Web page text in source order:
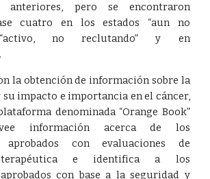
anteriores, pero se encontraron
cuatro en los estados “aun no
“activo, no reclutando” y en
la obtención de información sobre la
su impacto e importancia en el cáncer,
denominada “Orange Book”
información acerca de los
aprobados con evaluaciones de
terapéutica e identifica a los
con base a la seguridad y